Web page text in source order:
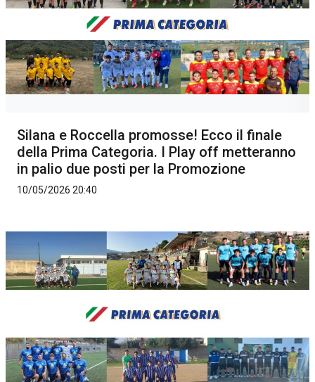
Silana e Roccella promosse! Ecco il finale
della Prima Categoria. I Play off metteranno
in palio due posti per la Promozione
10/05/2026 20:40